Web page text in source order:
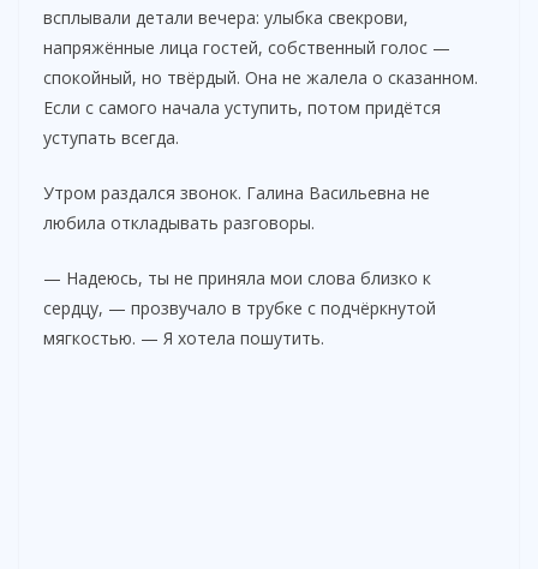
всплывали детали вечера: улыбка свекрови,
напряжённые лица гостей, собственный голос —
спокойный, но твёрдый. Она не жалела о сказанном.
Если с самого начала уступить, потом придётся
уступать всегда.
Утром раздался звонок. Галина Васильевна не
любила откладывать разговоры.
— Надеюсь, ты не приняла мои слова близко к
сердцу, — прозвучало в трубке с подчёркнутой
мягкостью. — Я хотела пошутить.